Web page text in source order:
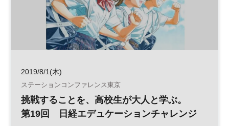
2019/8/1(木)
ステーションコンファレンス東京
挑戦することを、高校生が大人と学ぶ。
第19回 日経エデュケーションチャレンジ